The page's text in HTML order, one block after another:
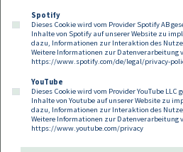
Kontakt Datenschutz
Compliance
Cookies
Spotify
Dieses Cookie wird vom Provider Spotify AB
Inhalte von Spotify auf unserer Website zu
dazu, Informationen zur Interaktion des
Weitere Informationen zur Datenverarbeitung
https://www.spotify.com/de/legal/privacy-
YouTube
Dieses Cookie wird vom Provider YouTube LLC
Inhalte von Youtube auf unserer Website zu
dazu, Informationen zur Interaktion des
Weitere Informationen zur Datenverarbeitung
https://www.youtube.com/privacy
Follow us on: